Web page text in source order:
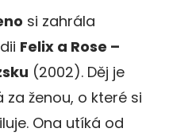
si zahrála
Felix a Rose –
(2002). Děj je
ženou, o které si
Ona utíká od